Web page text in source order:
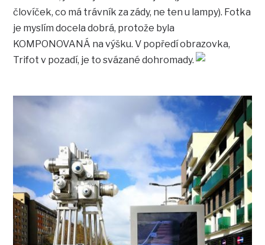
človíček, co má trávník za zády, ne ten u lampy). Fotka
je myslím docela dobrá, protože byla
KOMPONOVANÁ na výšku. V popředí obrazovka,
Trifot v pozadí, je to svázané dohromady.